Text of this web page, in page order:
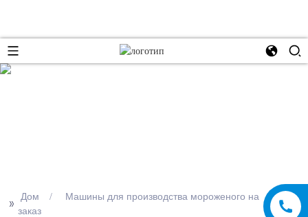
>> Дом
Машины для производства мороженого на
заказ